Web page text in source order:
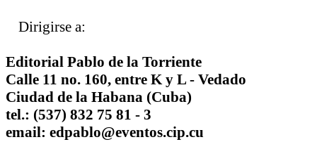
Dirigirse a:
Editorial Pablo de la Torriente
Calle 11 no. 160, entre K y L - Vedado
Ciudad de la Habana (Cuba)
tel.: (537) 832 75 81 - 3
email: edpablo@eventos.cip.cu